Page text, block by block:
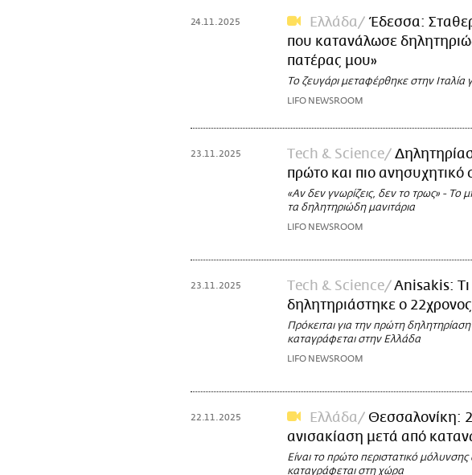
24.11.2025 Ελλάδα
Έδεσσα:
που κατανάλωσε
πατέρας μου»
Το ζευγάρι μεταφέρθηκε στην
LIFO NEWSROOM
23.11.2025 Τech & Science
πρώτο και πιο
«Αν δεν γνωρίζεις, δεν το τρως» - Το
τα δηλητηριώδη μανιτάρια
LIFO NEWSROOM
23.11.2025 Τech & Science Anisakis: Τι
δηλητηριάστηκε ο
Πρόκειται για την πρώτη
καταγράφεται στην Ελλάδα
LIFO NEWSROOM
22.11.2025 Ελλάδα
Θεσσαλονίκη:
ανισακίαση μετά από
Είναι το πρώτο περιστατικό
καταγράφεται στη χώρα